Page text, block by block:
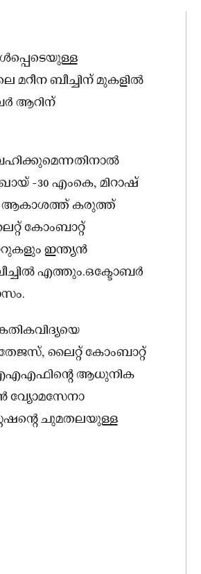
മറീന ബീച്ചിന് മുകളില്‍
ആറിന്
വഹിക്കുമെന്നതിനാല്‍
-30 എംകെ, മിറാഷ്
ആകാശത്ത് കരുത്ത്
കോംബാറ്റ്
ഇന്ത്യൻ
എത്തും.ഒക്ടോബർ
ലൈറ്റ് കോംബാറ്റ്
ഐഎഎഫിൻ്റെ ആധുനിക
വ്യോമസേനാ
ചുമതലയുള്ള